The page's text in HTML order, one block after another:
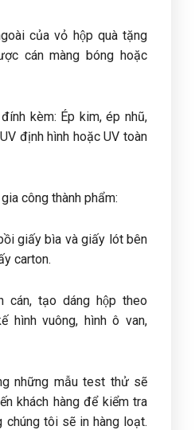
của vỏ hộp quà tặng
cán màng bóng hoặc
kèm: Ép kim, ép nhũ,
định hình hoặc UV toàn
công thành phẩm:
giấy bìa và giấy lót bên
carton.
cán, tạo dáng hộp theo
hình vuông, hình ô van,
những mẫu test thử sẽ
khách hàng để kiểm tra
chúng tôi sẽ in hàng loạt.